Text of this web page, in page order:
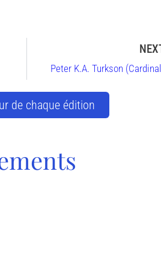
Peter K.A. Turkson
de chaque édition